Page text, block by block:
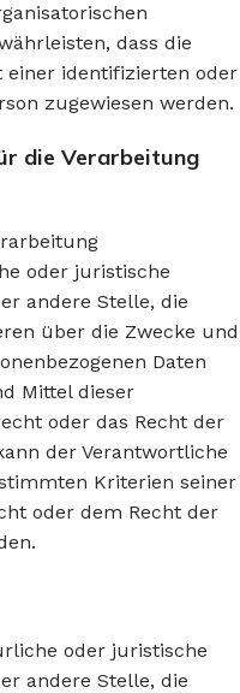
dass die
einer identifizierten oder
zugewiesen werden.
die Verarbeitung
oder juristische
andere Stelle, die
über die Zwecke und
Daten
Mittel dieser
oder das Recht der
der Verantwortliche
Kriterien seiner
oder dem Recht der
oder juristische
andere Stelle, die